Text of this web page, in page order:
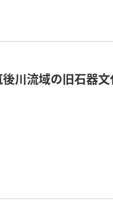
川流域の旧石器文